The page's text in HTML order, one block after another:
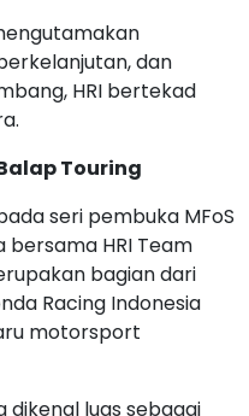
dan
HRI bertekad
Touring
seri pembuka MFoS
bersama HRI Team
bagian dari
Racing Indonesia
motorsport
dikenal luas sebagai